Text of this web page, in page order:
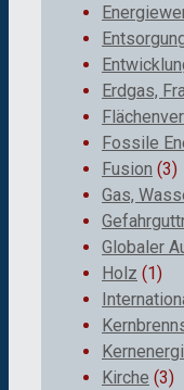
Erdgas,
Fossile
Fusion (3)
Gas,
Globaler
Holz (1)
Kirche (3)